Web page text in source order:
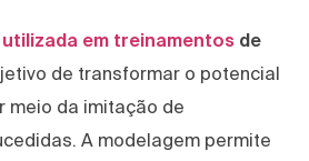
utilizada em treinamentos de
de transformar o potencial
meio da imitação de
A modelagem permite